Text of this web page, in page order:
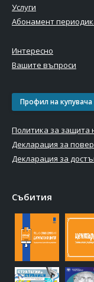
Услуги
Абонамент
Интересно
Вашите въпроси
Профил на купувача
Политика за защита
Декларация за
Декларация за
Събития